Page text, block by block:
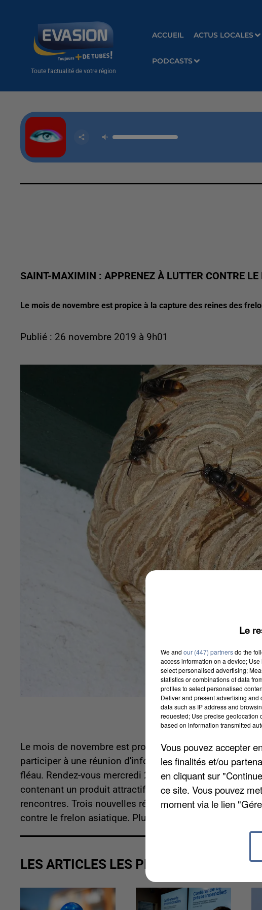
Toute l'actualité de votre région
ACCUEIL ACTUS LOCALES
PODCASTS
SAINT-MAXIMIN : APPRENEZ À LUTTER CONTRE LE
Le mois de novembre est propice à la capture des reines des
Publié : 26 novembre 2019 à 9h01
Le mois de novembre est propice à la capture des
participer à une réunion d'information organisée par
fléau. Rendez-vous mercredi 27 novembre à 18h00 à
contenant un produit attractif spécifique au frelon
rencontres. Trois nouvelles réunions se dérouleront au
contre le frelon asiatique. Plus d'infos au 03 44 64 75 85.
LES ARTICLES LES PLUS VUS
Le
We and our (447) partnersdo the
access information on a device;
select personalised advertising;
statistics or combinations of data
profiles to select personalised
Deliver and present advertising
data such as IP address and
requested; Use precise geolocation
based on information transmitted
Vous pouvez accepter
les finalités et/ou
en cliquant sur
ce site. Vous pouvez
moment via le lien